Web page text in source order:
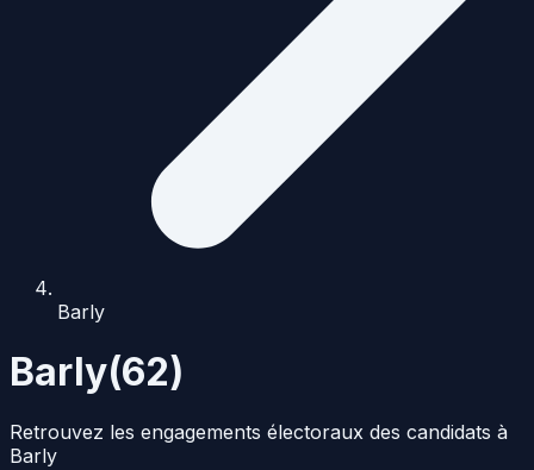
Barly
Barly(62)
Retrouvez les engagements électoraux des candidats à
Barly